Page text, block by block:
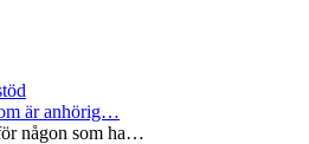
är anhörig…
någon som ha…